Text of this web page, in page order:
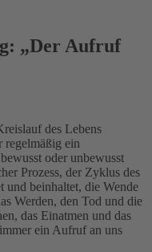
„Der Aufruf
des Lebens
ein
oder unbewusst
Prozess, der Zyklus des
und beinhaltet, die Wende
Werden, den Tod und die
das Einatmen und das
ein Aufruf an uns